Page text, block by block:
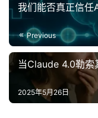
我们能否真正信任
Previous
当Claude 4.0勒索
2025年5月26日